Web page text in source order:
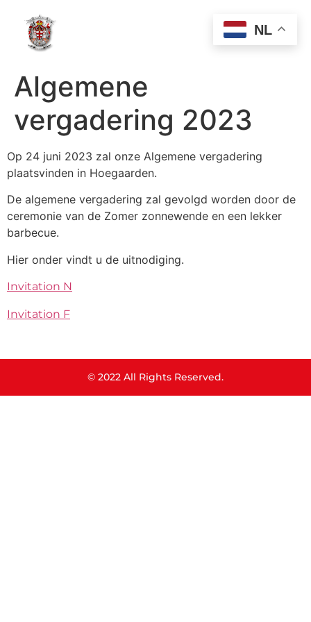
Algemene
vergadering 2023
Op 24 juni 2023 zal onze Algemene vergadering
plaatsvinden in Hoegaarden.
De algemene vergadering zal gevolgd worden door de
ceremonie van de Zomer zonnewende en een lekker
barbecue.
Hier onder vindt u de uitnodiging.
Invitation N
Invitation F
© 2022 All Rights Reserved.
NL